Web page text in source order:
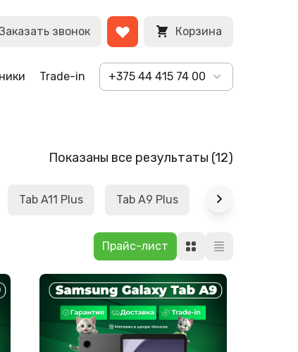
звонок Корзина
Trade-in +375 44 415 74 00
Показаны все результаты (12)
Tab A11 Plus Tab A9 Plus Tab S10 FE